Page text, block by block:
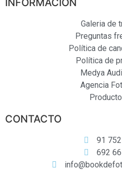
INFORMACIÓN
Galeria de
Preguntas
Política de
Política de
Medya
Agencia
CONTACTO
91
692